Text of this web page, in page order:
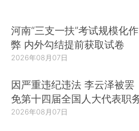
河南“三支一扶”考试规模化作
弊 内外勾结提前获取试卷
2026年08月07日
因严重违纪违法 李云泽被罢
免第十四届全国人大代表职
2026年08月07日